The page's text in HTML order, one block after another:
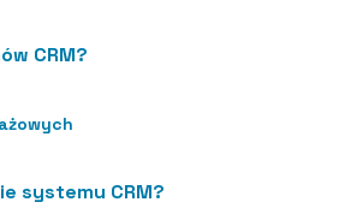
CRM?
systemu CRM?